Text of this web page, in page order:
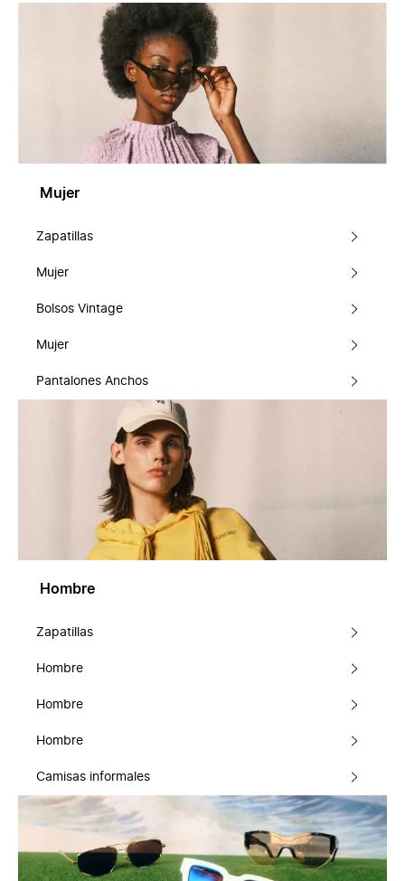
Mujer
Zapatillas
Mujer
Bolsos Vintage
Mujer
Pantalones Anchos
Hombre
Zapatillas
Hombre
Hombre
Hombre
Camisas informales